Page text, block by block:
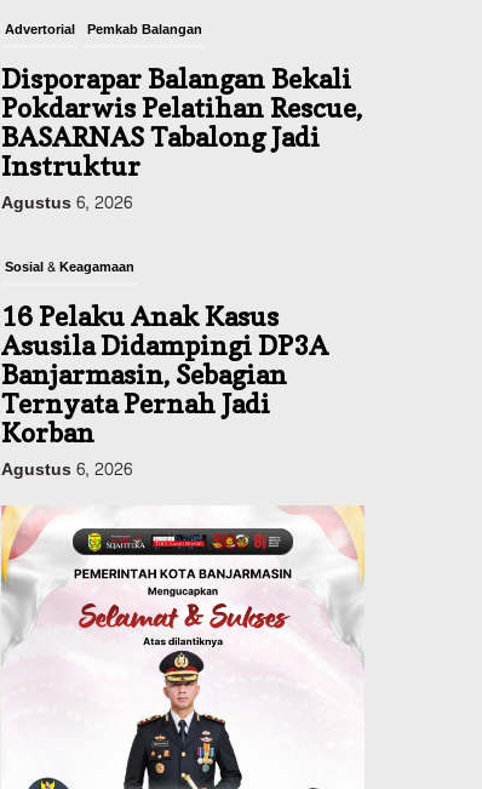
Advertorial Pemkab Balangan
Disporapar Balangan Bekali
Pokdarwis Pelatihan Rescue,
BASARNAS Tabalong Jadi
Instruktur
Agustus 6, 2026
Sosial & Keagamaan
16 Pelaku Anak Kasus
Asusila Didampingi DP3A
Banjarmasin, Sebagian
Ternyata Pernah Jadi
Korban
Agustus 6, 2026
Dinas PUPR Kalsel Pembangunan
Tindak Lanjut
Pascakecelakaan Maut,
Pemerintah Janji
Tingkatkan Fasilitas
Keselamatan Jalan
Alternatif Banjarbaru–